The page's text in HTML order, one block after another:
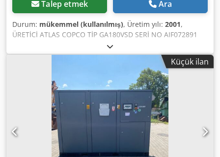
Talep etmek Ara
Durum: mükemmel (kullanılmış), Üretim yılı: 2001,
ÜRETİCİ ATLAS COPCO TİP GA180VSD SERİ NO AIF072891
YIL 2001 GÜÇ (kW) 181 VERİM (m3/dak) BASINÇ (bar) 12.50
ÇALIŞMA SAATİ (SERVİS/TOPLAM) 85719 FREKANS
DEĞİŞTİRİCİ Evet ENTEGRE KURUTUCU Hayır ISI
DEĞİŞTİRİCİ Hayır SOĞUTMA (HAVA/SU) Hava DEPO
ÜZERİNDE Hayır Djdpfx Aezq An Nsg Dskr DÖKÜMANLAR
Hayır BAĞLANTI 2 1/2 YENİ/İKİNCİ EL İKİNCİ EL
Küçük ilan